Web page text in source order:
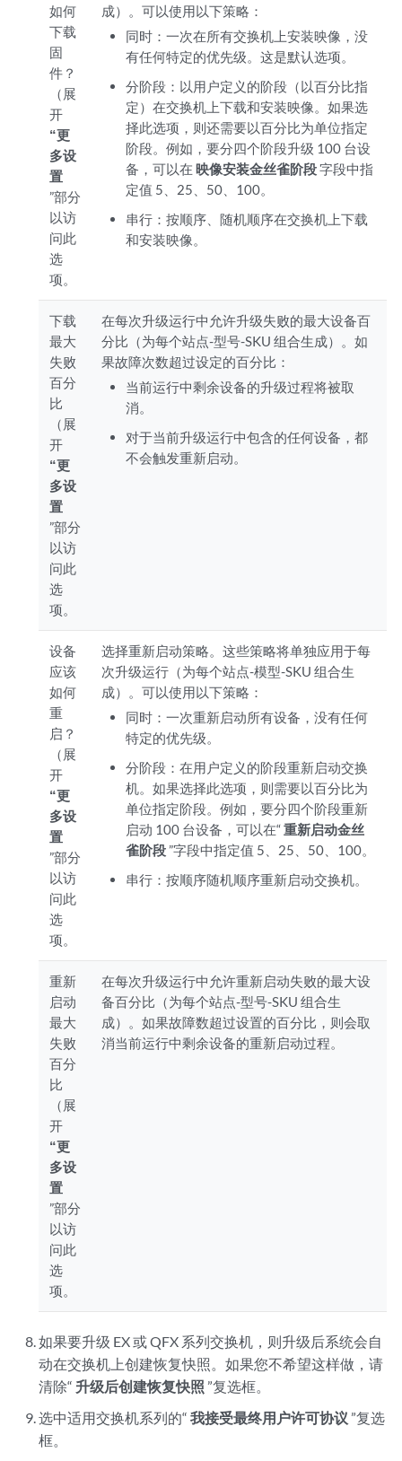
如何
下载
固
件？
（展
开
“更
多设
置
”部分
以访
问此
选
项。
成）。可以使用以下策略：
同时：一次在所有交换机上安装映像，没
有任何特定的优先级。这是默认选项。
分阶段：以用户定义的阶段（以百分比指
定）在交换机上下载和安装映像。如果选
择此选项，则还需要以百分比为单位指定
阶段。例如，要分四个阶段升级 100 台设
备，可以在映像安装金丝雀阶段字段中指
定值 5、25、50、100。
串行：按顺序、随机顺序在交换机上下载
和安装映像。
下载
最大
失败
百分
比
（展
开
“更
多设
置
”部分
以访
问此
选
项。
在每次升级运行中允许升级失败的最大设备百
分比（为每个站点-型号-SKU 组合生成）。如
果故障次数超过设定的百分比：
当前运行中剩余设备的升级过程将被取
消。
对于当前升级运行中包含的任何设备，都
不会触发重新启动。
设备
应该
如何
重
启？
（展
开
“更
多设
置
”部分
以访
问此
选
项。
选择重新启动策略。这些策略将单独应用于每
次升级运行（为每个站点-模型-SKU 组合生
成）。可以使用以下策略：
同时：一次重新启动所有设备，没有任何
特定的优先级。
分阶段：在用户定义的阶段重新启动交换
机。如果选择此选项，则需要以百分比为
单位指定阶段。例如，要分四个阶段重新
启动 100 台设备，可以在“重新启动金丝
雀阶段 ”字段中指定值 5、25、50、100。
串行：按顺序随机顺序重新启动交换机。
重新
启动
最大
失败
百分
比
（展
开
“更
多设
置
”部分
以访
问此
选
项。
在每次升级运行中允许重新启动失败的最大设
备百分比（为每个站点-型号-SKU 组合生
成）。如果故障数超过设置的百分比，则会取
消当前运行中剩余设备的重新启动过程。
如果要升级 EX 或 QFX 系列交换机，则升级后系统会自
动在交换机上创建恢复快照。如果您不希望这样做，请
清除“ 升级后创建恢复快照 ”复选框。
选中适用交换机系列的“我接受最终用户许可协议 ”复选
框。